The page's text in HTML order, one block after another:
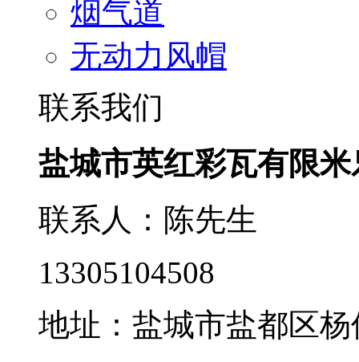
烟气道
无动力风帽
联系我们
盐城市英红彩瓦有限
联系人：陈先生
13305104508
地址：盐城市盐都区